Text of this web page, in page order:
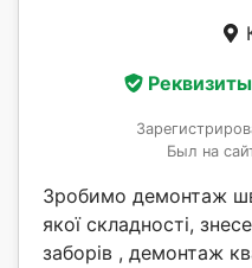
Был на
Зробимо демонтаж
якої складності,
заборів , демонтаж